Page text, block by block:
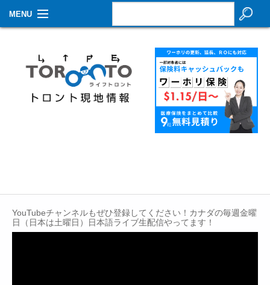
MENU
生活情報
その他
YouTubeチャンネルもぜひ登録してください！カナダの毎週金曜
日（日本は土曜日）日本語ライブ生配信やってます！